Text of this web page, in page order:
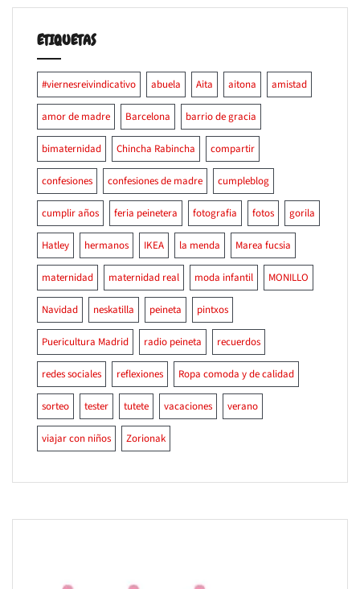
ETIQUETAS
#viernesreivindicativo abuela Aita aitona amistad
amor de madre Barcelona barrio de gracia
bimaternidad Chincha Rabincha compartir
confesiones confesiones de madre cumpleblog
cumplir años feria peinetera fotografia fotos gorila
Hatley hermanos IKEA la menda Marea fucsia
maternidad maternidad real moda infantil MONILLO
Navidad neskatilla peineta pintxos
Puericultura Madrid radio peineta recuerdos
redes sociales reflexiones Ropa comoda y de calidad
sorteo tester tutete vacaciones verano
viajar con niños Zorionak